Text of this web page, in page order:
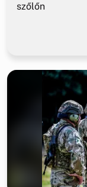
szőlőn